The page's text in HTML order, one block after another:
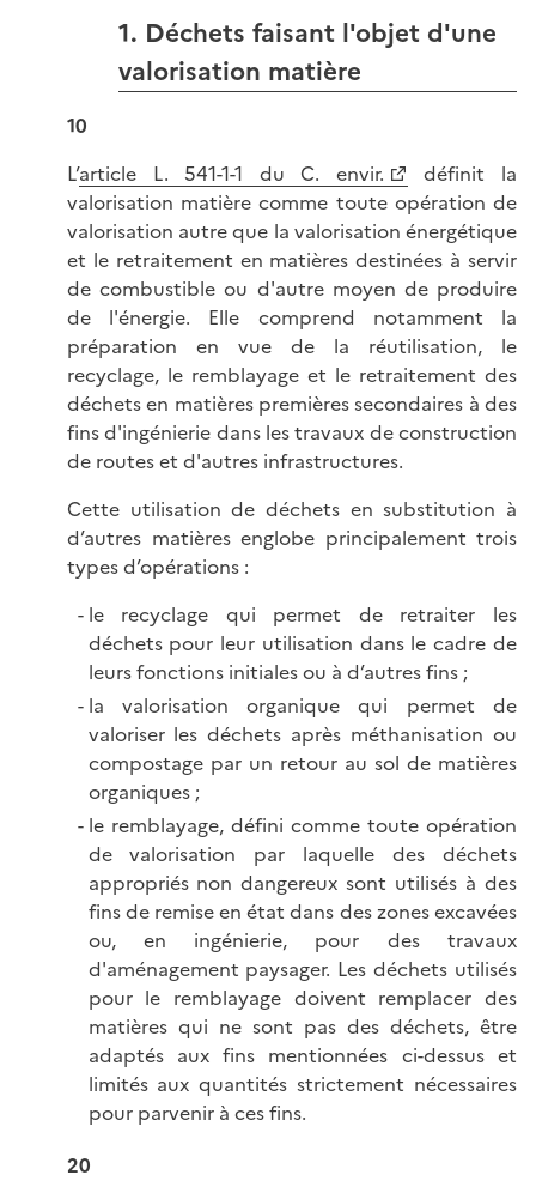
1. Déchets faisant l'objet d'une
valorisation matière
10
L’article L. 541-1-1 du C. envir.
définit la
valorisation matière comme toute opération de
valorisation autre que la valorisation énergétique
et le retraitement en matières destinées à servir
de combustible ou d'autre moyen de produire
de l'énergie. Elle comprend notamment la
préparation en vue de la réutilisation, le
recyclage, le remblayage et le retraitement des
déchets en matières premières secondaires à des
fins d'ingénierie dans les travaux de construction
de routes et d'autres infrastructures.
Cette utilisation de déchets en substitution à
d’autres matières englobe principalement trois
types d’opérations :
le recyclage qui permet de retraiter les
déchets pour leur utilisation dans le cadre de
leurs fonctions initiales ou à d’autres fins ;
la valorisation organique qui permet de
valoriser les déchets après méthanisation ou
compostage par un retour au sol de matières
organiques ;
le remblayage, défini comme toute opération
de valorisation par laquelle des déchets
appropriés non dangereux sont utilisés à des
fins de remise en état dans des zones excavées
ou, en ingénierie, pour des travaux
d'aménagement paysager. Les déchets utilisés
pour le remblayage doivent remplacer des
matières qui ne sont pas des déchets, être
adaptés aux fins mentionnées ci-dessus et
limités aux quantités strictement nécessaires
pour parvenir à ces fins.
20